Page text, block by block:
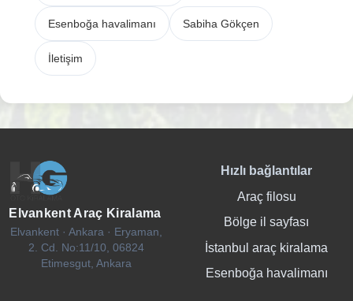
Esenboğa havalimanı Sabiha Gökçen
İletişim
Elvankent Araç Kiralama
Elvankent · Ankara · Eryaman,
2. Cd. No:11/10, 06824
Etimesgut, Ankara
Hızlı bağlantılar
Araç filosu
Bölge il sayfası
İstanbul araç kiralama
Esenboğa havalimanı